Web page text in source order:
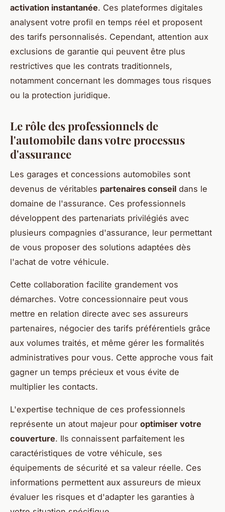
activation instantanée. Ces plateformes digitales
analysent votre profil en temps réel et proposent
des tarifs personnalisés. Cependant, attention aux
exclusions de garantie qui peuvent être plus
restrictives que les contrats traditionnels,
notamment concernant les dommages tous risques
ou la protection juridique.
Le rôle des professionnels de
l'automobile dans votre processus
d'assurance
Les garages et concessions automobiles sont
devenus de véritables partenaires conseil dans le
domaine de l'assurance. Ces professionnels
développent des partenariats privilégiés avec
plusieurs compagnies d'assurance, leur permettant
de vous proposer des solutions adaptées dès
l'achat de votre véhicule.
Cette collaboration facilite grandement vos
démarches. Votre concessionnaire peut vous
mettre en relation directe avec ses assureurs
partenaires, négocier des tarifs préférentiels grâce
aux volumes traités, et même gérer les formalités
administratives pour vous. Cette approche vous fait
gagner un temps précieux et vous évite de
multiplier les contacts.
L'expertise technique de ces professionnels
représente un atout majeur pour optimiser votre
couverture. Ils connaissent parfaitement les
caractéristiques de votre véhicule, ses
équipements de sécurité et sa valeur réelle. Ces
informations permettent aux assureurs de mieux
évaluer les risques et d'adapter les garanties à